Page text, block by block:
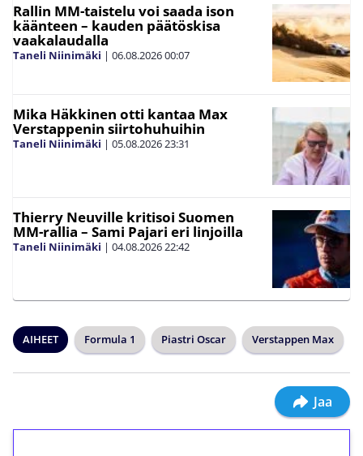
Rallin MM-taistelu voi saada ison
käänteen – kauden päätöskisa
vaakalaudalla
Taneli Niinimäki | 06.08.202600:07
Mika Häkkinen otti kantaa Max
Verstappenin siirtohuhuihin
Taneli Niinimäki | 05.08.202623:31
Thierry Neuville kritisoi Suomen
MM-rallia – Sami Pajari eri linjoilla
Taneli Niinimäki | 04.08.202622:42
AIHEET Formula 1 Piastri Oscar Verstappen Max
Jaa